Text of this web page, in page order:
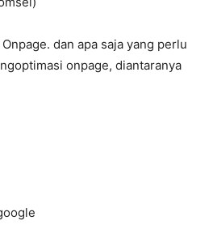
dan apa saja yang perlu
onpage, diantaranya